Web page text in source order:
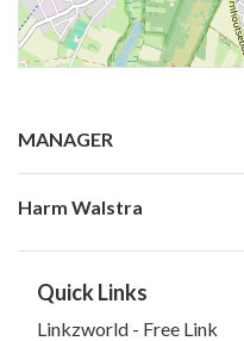
MANAGER
Harm Walstra
Quick Links
Linkzworld - Free Link